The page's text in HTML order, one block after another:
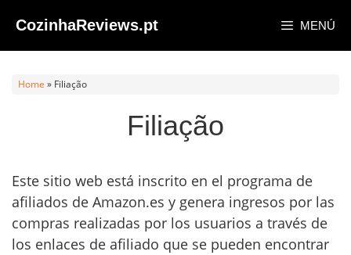
contenido
CozinhaReviews.pt MENÚ
Home » Filiação
Filiação
Este sitio web está inscrito en el programa de
afiliados de Amazon.es y genera ingresos por las
compras realizadas por los usuarios a través de
los enlaces de afiliado que se pueden encontrar